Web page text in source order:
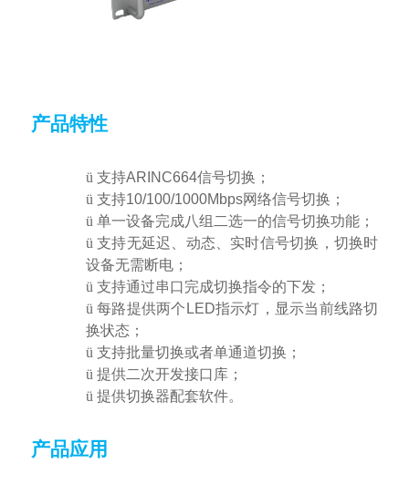
产品特性
ü 支持ARINC664信号切换；
ü 支持10/100/1000Mbps网络信号切换；
ü 单一设备完成八组二选一的信号切换功能；
ü 支持无延迟、动态、实时信号切换，切换时
设备无需断电；
ü 支持通过串口完成切换指令的下发；
ü 每路提供两个 LED指示灯，显示当前线路切
换状态；
ü 支持批量切换或者单通道切换；
ü 提供二次开发接口库；
ü 提供切换器配套软件。
产品应用